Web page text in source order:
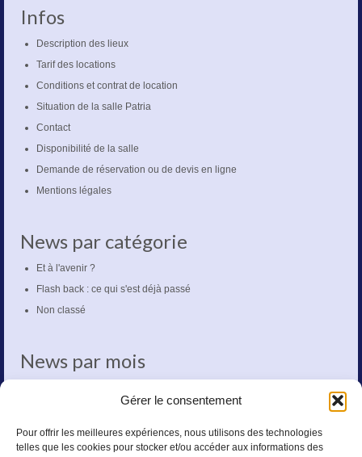
Gérer le consentement
Pour offrir les meilleures expériences, nous utilisons des technologies
telles que les cookies pour stocker et/ou accéder aux informations des
Infos
Description des lieux
Tarif des locations
Conditions et contrat de location
Situation de la salle Patria
Contact
Disponibilité de la salle
Demande de réservation ou de devis en ligne
Mentions légales
News par catégorie
Et à l'avenir ?
Flash back : ce qui s'est déjà passé
Non classé
News par mois
mai 2018
novembre 2017